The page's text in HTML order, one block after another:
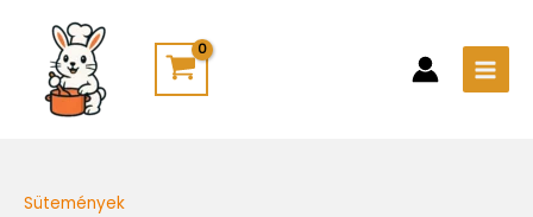
content
Sütemények